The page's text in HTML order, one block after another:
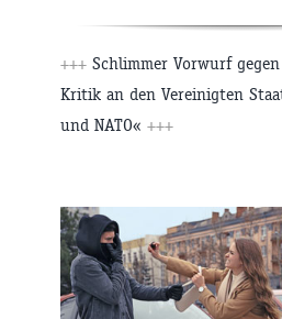
+++ Schlimmer Vorwurf
Kritik an den Vereinigten
und NATO« +++